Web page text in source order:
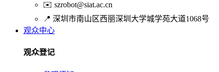
✉️ szrobot@siat.ac.cn
📍 深圳市南山区西丽深圳大学城学苑大道1068号
观众中心
观众登记